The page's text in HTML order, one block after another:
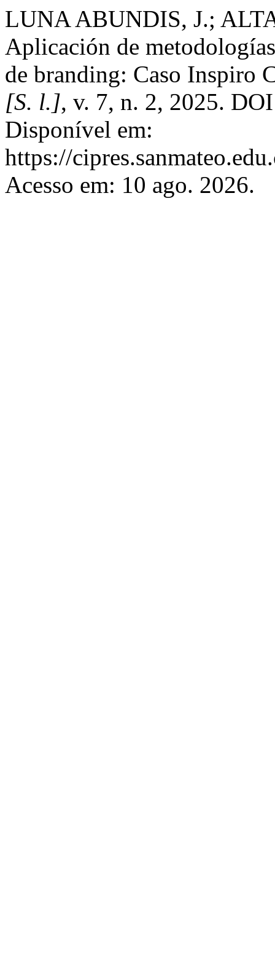
LUNA ABUNDIS, J.;
Aplicación de
de branding: Caso Inspiro
[S. l.], v. 7, n. 2, 2025.
Disponível em:
https://
Acesso em: 10 ago. 2026.